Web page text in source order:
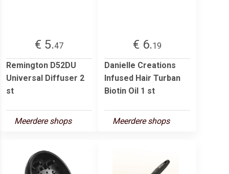
€ 5.47
Remington D52DU
Universal Diffuser 2
st
Meerdere shops
€ 6.19
Danielle Creations
Infused Hair Turban
Biotin Oil 1 st
Meerdere shops